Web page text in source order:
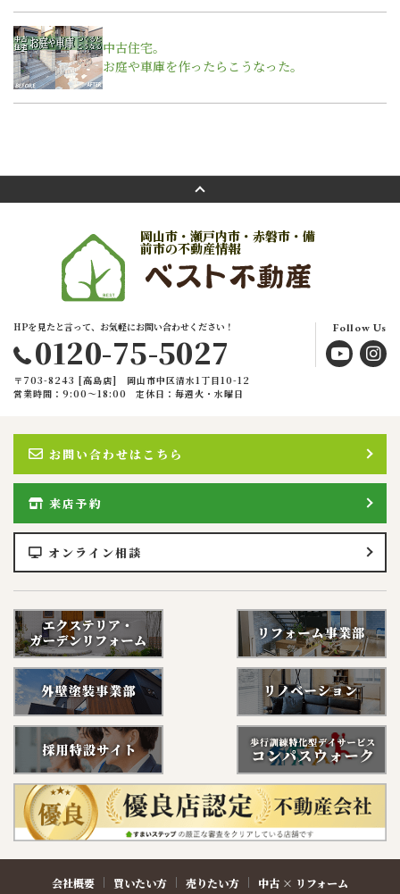
中古住宅。
お庭や車庫を作ったらこうなった。
岡山市・瀬戸内市・赤磐市・備
前市の不動産情報
HPを見たと言って、お気軽にお問い合わせください！
0120-75-5027
Follow Us
〒703-8243 [高島店] 岡山市中区清水1丁目10-12
営業時間：9:00〜18:00
定休日：毎週火・水曜日
お問い合わせはこちら
来店予約
オンライン相談
会社概要 買いたい方 売りたい方 中古 × リフォーム